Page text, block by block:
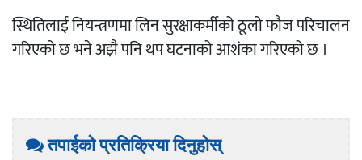
स्थितिलाई नियन्त्रणमा लिन सुरक्षाकर्मीको ठूलो फौज परिचालन
गरिएको छ भने अझै पनि थप घटनाको आशंका गरिएको छ ।
तपाईको प्रतिक्रिया दिनुहोस्